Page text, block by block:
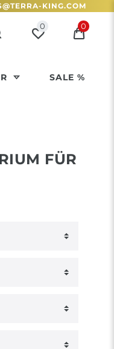
KING.COM
0 0
SALE %
FÜR